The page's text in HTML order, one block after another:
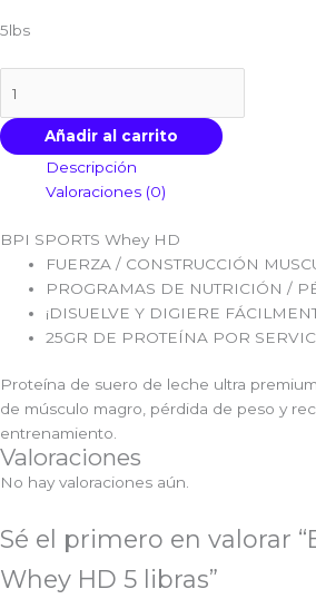
5lbs
Añadir al carrito
Descripción
Valoraciones (0)
BPI SPORTS Whey HD
FUERZA / CONSTRUCCIÓN
PROGRAMAS DE NUTRICIÓN /
¡DISUELVE Y DIGIERE
25GR DE PROTEÍNA POR
Proteína de suero de leche ultra
de músculo magro, pérdida de peso y
entrenamiento.
Valoraciones
No hay valoraciones aún.
Sé el primero en valorar
Whey HD 5 libras”